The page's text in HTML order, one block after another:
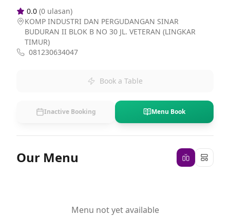
0.0 (0 ulasan)
KOMP INDUSTRI DAN PERGUDANGAN SINAR
BUDURAN II BLOK B NO 30 JL. VETERAN (LINGKAR
TIMUR)
081230634047
Book a Table
Inactive Booking Menu Book
Our Menu
Menu not yet available